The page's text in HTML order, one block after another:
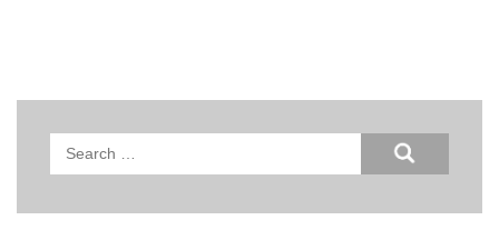
Search